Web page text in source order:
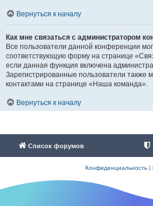
Вернуться к началу
Как мне связаться с администратором
Все пользователи данной конференции
соответствующую форму на странице
если данная функция включена
Зарегистрированные пользователи также
контактами на странице «Наша команда».
Вернуться к началу
Список форумов
Конфиденциальность|